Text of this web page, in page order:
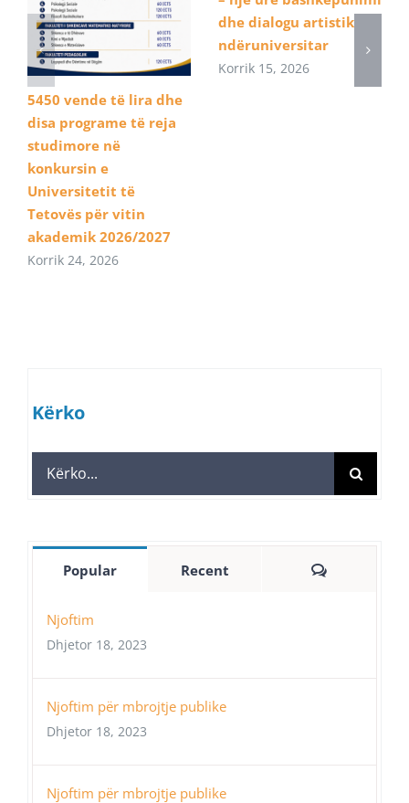
5450 vende të lira dhe
disa programe të reja
studimore në
konkursin e
Universitetit të
Tetovës për vitin
akademik 2026/2027
Korrik 24, 2026
dhe dialogu artistik
ndëruniversitar
Korrik 15, 2026
Kërko
Search
for:
Popular Recent Comments
Njoftim
Dhjetor 18, 2023
Njoftim për mbrojtje publike
Dhjetor 18, 2023
Njoftim për mbrojtje publike